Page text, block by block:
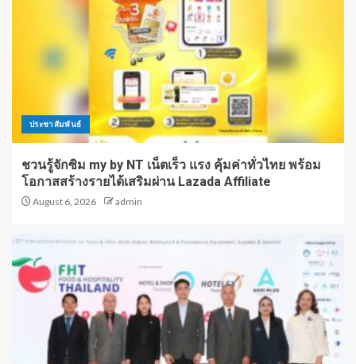
ประชาสัมพันธ์
ชวนรู้จักซิม my by NT เน็ตเร็ว แรง คุ้มค่าทั่วไทย พร้อม
โอกาสสร้างรายได้เสริมผ่าน Lazada Affiliate
August 6, 2026 admin